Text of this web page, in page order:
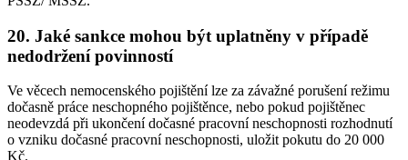
20. Jaké sankce mohou být uplatněny v případě
nedodržení povinností
Ve věcech nemocenského pojištění lze za závažné porušení režimu
dočasně práce neschopného pojištěnce, nebo pokud pojištěnec
neodevzdá při ukončení dočasné pracovní neschopnosti rozhodnutí
o vzniku dočasné pracovní neschopnosti, uložit pokutu do 20 000
Kč.